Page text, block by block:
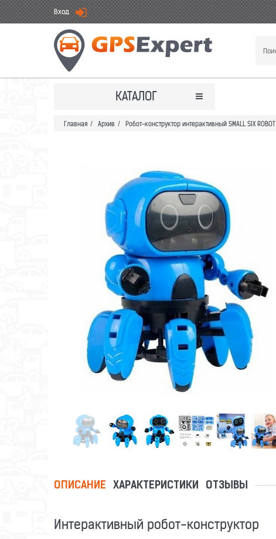
Вход
КАТАЛОГ
Главная / Архив / Робот-конструктор интерактивный SMALL SIX ROBOT
ОПИСАНИЕ ХАРАКТЕРИСТИКИ ОТЗЫВЫ
Интерактивный робот-конструктор